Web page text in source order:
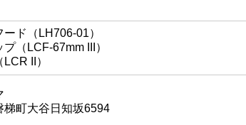
ド（LH706-01）
（LCF-67mm III）
II）
梯町大谷日知坂6594